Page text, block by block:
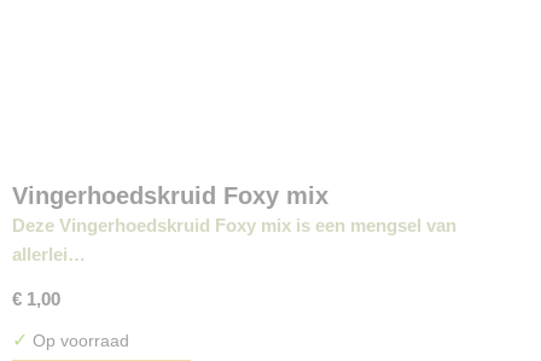
Vingerhoedskruid Foxy mix
Deze Vingerhoedskruid Foxy mix is een mengsel van
allerlei…
€ 1,00
✓ Op voorraad